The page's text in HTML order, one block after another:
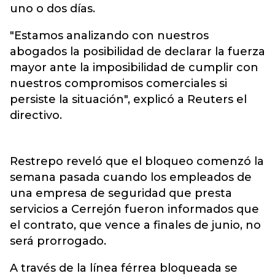
uno o dos días.
"Estamos analizando con nuestros
abogados la posibilidad de declarar la fuerza
mayor ante la imposibilidad de cumplir con
nuestros compromisos comerciales si
persiste la situación", explicó a Reuters el
directivo.
Restrepo reveló que el bloqueo comenzó la
semana pasada cuando los empleados de
una empresa de seguridad que presta
servicios a Cerrejón fueron informados que
el contrato, que vence a finales de junio, no
será prorrogado.
A través de la línea férrea bloqueada se